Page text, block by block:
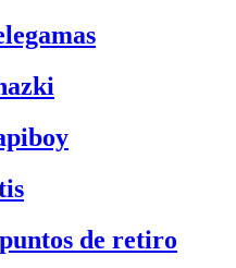
de retiro